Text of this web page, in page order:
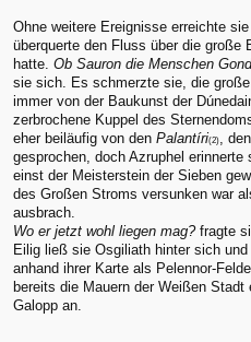
Ohne weitere Ereignisse erreichte
überquerte den Fluss über die große
hatte. Ob Sauron die Menschen
sie sich. Es schmerzte sie, die
immer von der Baukunst der
zerbrochene Kuppel des
eher beiläufig von den Palantíri(2),
gesprochen, doch Azruphel
einst der Meisterstein der Sieben
des Großen Stroms versunken war
ausbrach.
Wo er jetzt wohl liegen mag?fragte
Eilig ließ sie Osgiliath hinter sich
anhand ihrer Karte als Pelennor-
bereits die Mauern der Weißen
Galopp an.